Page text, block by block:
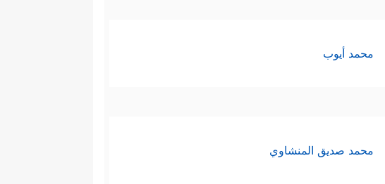
محمد أيوب
محمد صديق المنشاوي